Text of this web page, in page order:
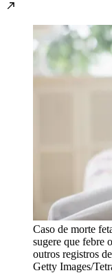
Caso de morte
sugere que febre
outros registros
Getty Images/